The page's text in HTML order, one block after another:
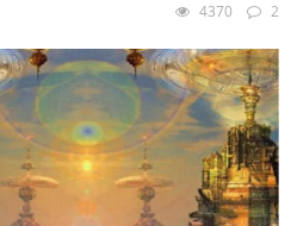
4370 2